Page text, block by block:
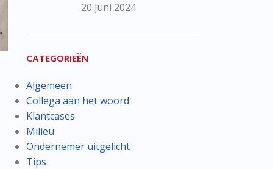
20 juni 2024
CATEGORIEËN
Algemeen
Collega aan het woord
Klantcases
Milieu
Ondernemer uitgelicht
Tips